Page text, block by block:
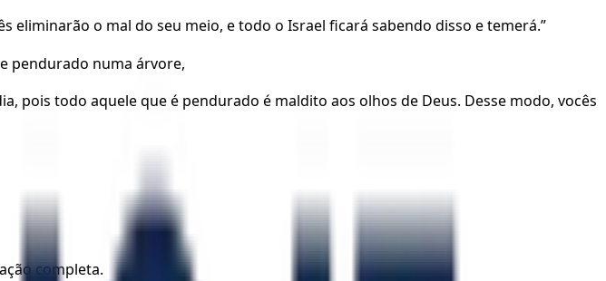
eliminarão o mal do seu meio, e todo o ­Israel ficará sabendo disso e temerá.”
pendurado numa árvore,
pois todo aquele que é pendurado é maldito aos olhos de Deus. Desse modo, vocês
completa.